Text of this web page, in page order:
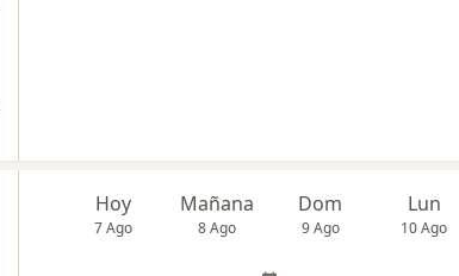
Hoy
7 Ago
Mañana
8 Ago
Dom
9 Ago
Lun
10 Ago